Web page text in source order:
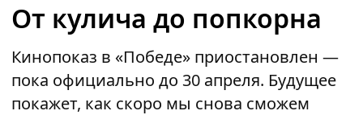
От кулича до попкорна
Кинопоказ в «Победе» приостановлен —
пока официально до 30 апреля. Будущее
покажет, как скоро мы снова сможем